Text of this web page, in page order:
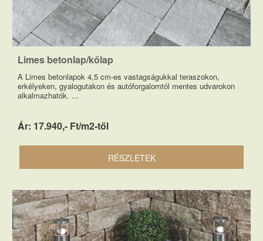
Limes betonlap/kőlap
A Limes betonlapok 4,5 cm-es vastagságukkal teraszokon,
erkélyeken, gyalogutakon és autóforgalomtól mentes udvarokon
alkalmazhatók. ...
Ár: 17.940,- Ft/m2-től
RÉSZLETEK